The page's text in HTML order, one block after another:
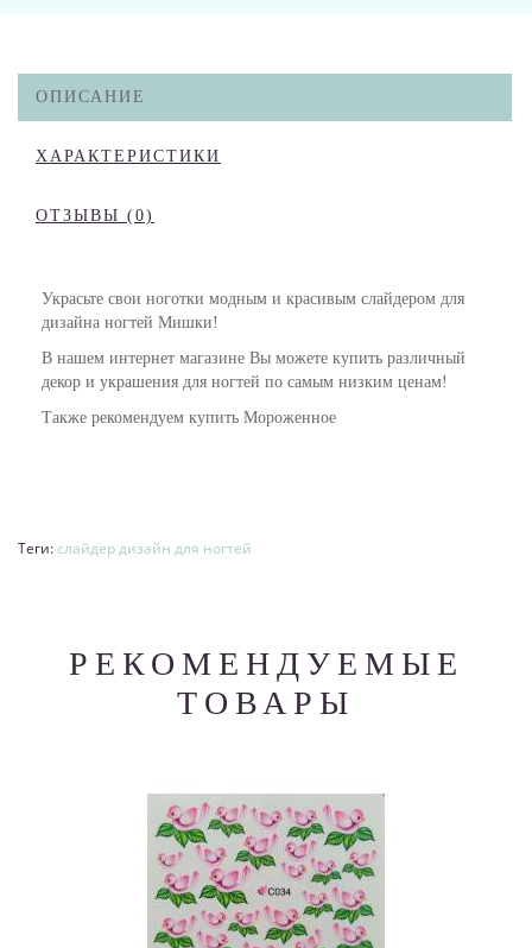
ОПИСАНИЕ
ХАРАКТЕРИСТИКИ
ОТЗЫВЫ (0)
Украсьте свои ноготки модным и красивым слайдером для
дизайна ногтей Мишки!
В нашем интернет магазине Вы можете купить различный
декор и украшения для ногтей по самым низким ценам!
Также рекомендуем купить Мороженное
Теги: слайдер дизайн для ногтей
РЕКОМЕНДУЕМЫЕ
ТОВАРЫ